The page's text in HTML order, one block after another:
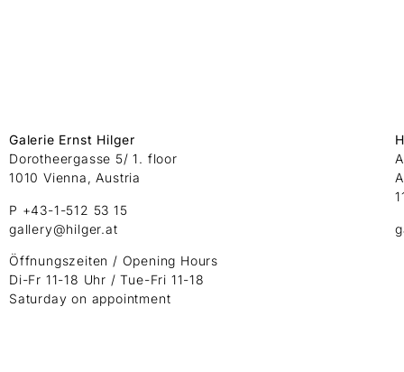
Galerie Ernst Hilger
Dorotheergasse 5/ 1. floor
1010 Vienna, Austria
P +43-1-512 53 15
gallery@hilger.at
Öffnungszeiten / Opening Hours
Di-Fr 11-18 Uhr / Tue-Fri 11-18
Saturday on appointment